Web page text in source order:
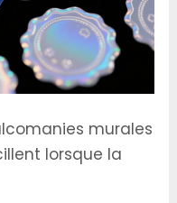
murales
lorsque la